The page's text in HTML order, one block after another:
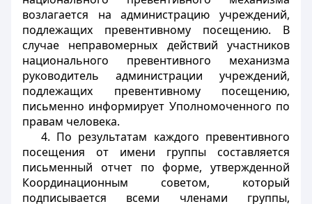
возлагается на администрацию учреждений,
подлежащих превентивному посещению. В
случае неправомерных действий участников
национального превентивного механизма
руководитель администрации учреждений,
подлежащих превентивному посещению,
письменно информирует Уполномоченного по
правам человека.
4. По результатам каждого превентивного
посещения от имени группы составляется
письменный отчет по форме, утвержденной
Координационным советом, который
подписывается всеми членами группы,